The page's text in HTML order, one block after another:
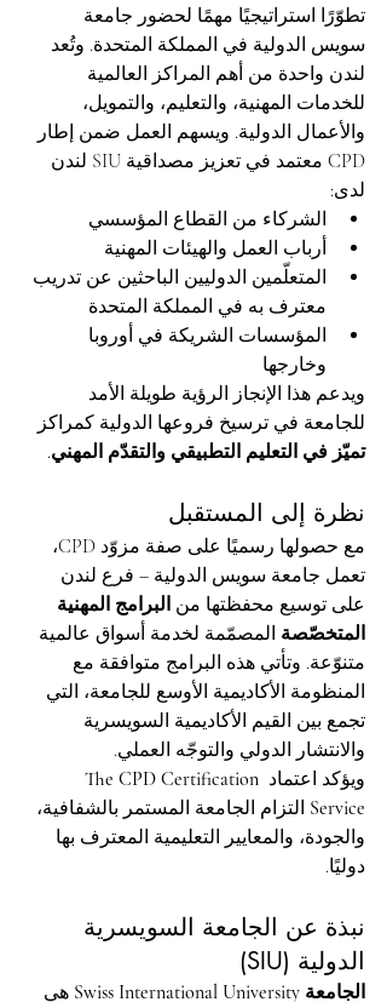
تطوّرًا استراتيجيًا مهمًا لحضور جامعة
سويس الدولية في المملكة المتحدة. وتُعد
لندن واحدة من أهم المراكز العالمية
للخدمات المهنية، والتعليم، والتمويل،
والأعمال الدولية. ويسهم العمل ضمن إطار
CPD معتمد في تعزيز مصداقية SIU لندن
لدى:
الشركاء من القطاع المؤسسي
أرباب العمل والهيئات المهنية
المتعلّمين الدوليين الباحثين عن تدريب
معترف به في المملكة المتحدة
المؤسسات الشريكة في أوروبا
وخارجها
ويدعم هذا الإنجاز الرؤية طويلة الأمد
للجامعة في ترسيخ فروعها الدولية كمراكز
تميّز في التعليم التطبيقي والتقدّم المهني.
نظرة إلى المستقبل
مع حصولها رسميًا على صفة مزوّد CPD،
تعمل جامعة سويس الدولية – فرع لندن
على توسيع محفظتها من البرامج المهنية
المتخصّصة المصمّمة لخدمة أسواق عالمية
متنوّعة. وتأتي هذه البرامج متوافقة مع
المنظومة الأكاديمية الأوسع للجامعة، التي
تجمع بين القيم الأكاديمية السويسرية
والانتشار الدولي والتوجّه العملي.
ويؤكد اعتماد The CPD Certification
Service التزام الجامعة المستمر بالشفافية،
والجودة، والمعايير التعليمية المعترف بها
دوليًا.
نبذة عن الجامعة السويسرية
الدولية (SIU)
الجامعة Swiss International University هي